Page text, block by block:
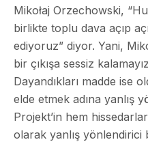
Mikołaj Orzechowski,
birlikte toplu dava açıp
ediyoruz” diyor. Yani,
bir çıkışa sessiz
Dayandıkları madde ise
elde etmek adına yanlış
Projekt’in hem
olarak yanlış yönlendirici